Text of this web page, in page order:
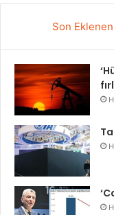
Son Eklenen